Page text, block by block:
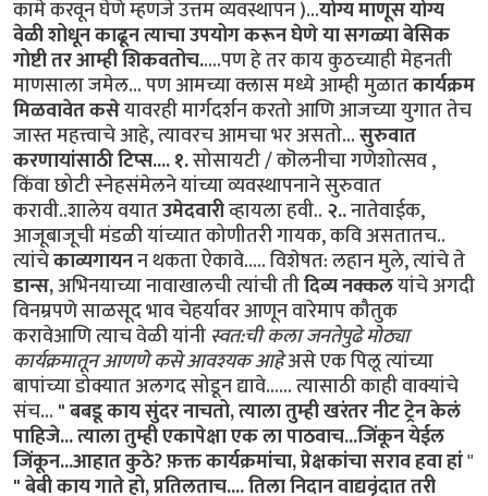
कामे करवून घेणे म्हणजे उत्तम व्यवस्थापन )...योग्य माणूस योग्य
वेळी शोधून काढून त्याचा उपयोग करून घेणे या सगळ्या बेसिक
गोष्टी तर आम्ही शिकवतोच.....पण हे तर काय कुठच्याही मेहनती
माणसाला जमेल... पण आमच्या क्लास मध्ये आम्ही मुळातकार्यक्रम
मिळवावेत कसेयावरही मार्गदर्शन करतो आणि आजच्या युगात तेच
जास्त महत्त्वाचे आहे, त्यावरच आमचा भर असतो...सुरुवात
करणायांसाठी टिप्स....१.सोसायटी / कॊलनीचा गणेशोत्सव ,
किंवा छोटी स्नेहसंमेलने यांच्या व्यवस्थापनाने सुरुवात
करावी..शालेय वयातउमेदवारीव्हायला हवी..२..नातेवाईक,
आजूबाजूची मंडळी यांच्यात कोणीतरी गायक, कवि असतातच..
त्यांचेकाव्यगायनन थकता ऐकावे..... विशेषत: लहान मुले, त्यांचे ते
डान्स,अभिनयाच्या नावाखालची त्यांची तीदिव्य नक्कलयांचे अगदी
विनम्रपणे साळसूद भाव चेहर्यावर आणून वारेमाप कौतुक
करावेआणि त्याच वेळी यांनीस्वत:ची कला जनतेपुढे मोठ्या
कार्यक्रमातून आणणे कसे आवश्यक आहेअसे एक पिलू त्यांच्या
बापांच्या डोक्यात अलगद सोडून द्यावे...... त्यासाठी काही वाक्यांचे
संच..." बबडू काय सुंदर नाचतो, त्याला तुम्ही खरंतर नीट ट्रेन केलं
पाहिजे... त्याला तुम्ही एकापेक्षा एक ला पाठवाच...जिंकून येईल
जिंकून...आहात कुठे? फ़क्त कार्यक्रमांचा, प्रेक्षकांचा सराव हवा हां"
" बेबी काय गाते हो, प्रतिलताच.... तिला निदान वाद्यवृंदात तरी